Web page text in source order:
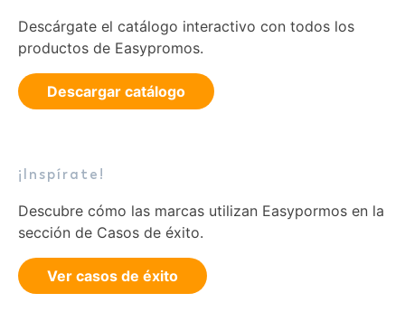
Descárgate el catálogo interactivo con todos los
productos de Easypromos.
Descargar catálogo
¡Inspírate!
Descubre cómo las marcas utilizan Easypormos en la
sección de Casos de éxito.
Ver casos de éxito